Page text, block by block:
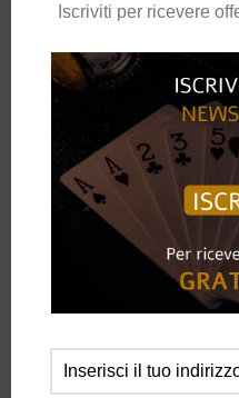
è una carta
restaurata, diversa da qualsiasi
Un incredibile restauro di carte
restaurato in modo unico e
Senza palming e niente nascosto
viene nettamente e apertamente
spettatore mescola e ruota i pezzi
Iscriviti per ricevere